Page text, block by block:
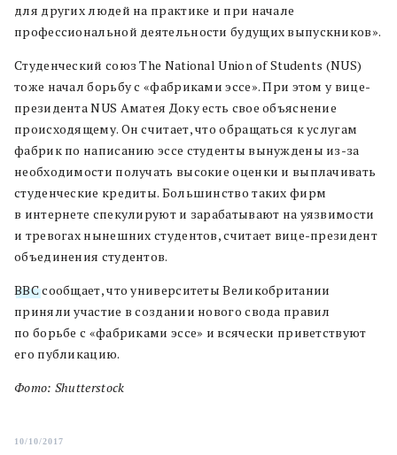
для других людей на практике и при начале
профессиональной деятельности будущих выпускников».
Студенческий союз The National Union of Students (NUS)
тоже начал борьбу с «фабриками эссе». При этом у вице-
президента NUS Аматея Доку есть свое объяснение
происходящему. Он считает, что обращаться к услугам
фабрик по написанию эссе студенты вынуждены из-за
необходимости получать высокие оценки и выплачивать
студенческие кредиты. Большинство таких фирм
в интернете спекулируют и зарабатывают на уязвимости
и тревогах нынешних студентов, считает вице-президент
объединения студентов.
BBCсообщает, что университеты Великобритании
приняли участие в создании нового свода правил
по борьбе с «фабриками эссе» и всячески приветствуют
его публикацию.
Фото: Shutterstock
10/10/2017